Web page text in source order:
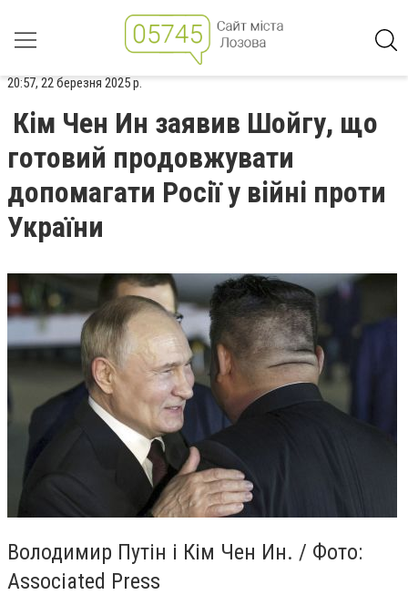
20:57, 22 березня 2025 р.
Кім Чен Ин заявив Шойгу, що
готовий продовжувати
допомагати Росії у війні проти
України
Володимир Путін і Кім Чен Ин. / Фото:
Associated Press